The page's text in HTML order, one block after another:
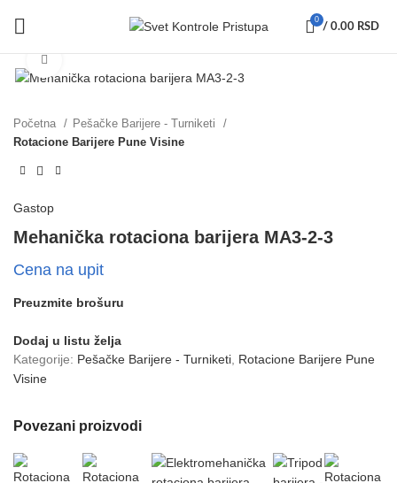
0
/ 0.00 RSD
Početna
Pešačke Barijere - Turniketi
Rotacione Barijere Pune Visine
Gastop
Mehanička rotaciona barijera MA3-2-3
Cena na upit
Preuzmite brošuru
Dodaj u listu želja
Kategorije: Pešačke Barijere - Turniketi Rotacione Barijere Pune
Visine
Povezani proizvodi